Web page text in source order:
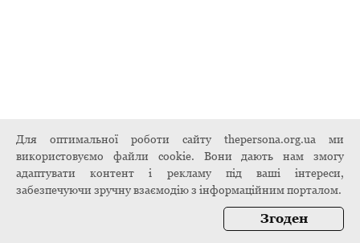
Для оптимальної роботи сайту thepersona.org.ua ми
використовуємо файли cookie. Вони дають нам змогу
адаптувати контент і рекламу під ваші інтереси,
забезпечуючи зручну взаємодію з інформаційним порталом.
Згоден